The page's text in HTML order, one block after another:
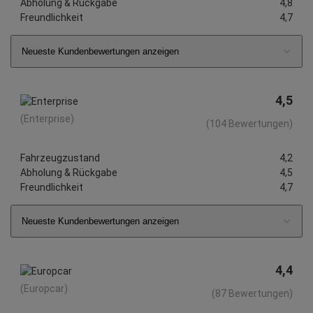
Abholung & Rückgabe
4,8
Freundlichkeit
4,7
Neueste Kundenbewertungen anzeigen
(Enterprise)
4,5
(104 Bewertungen)
Fahrzeugzustand
4,2
Abholung & Rückgabe
4,5
Freundlichkeit
4,7
Neueste Kundenbewertungen anzeigen
(Europcar)
4,4
(87 Bewertungen)